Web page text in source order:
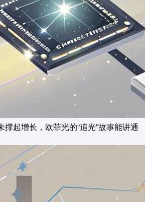
起增长，欧菲光的“追光”故事能讲通